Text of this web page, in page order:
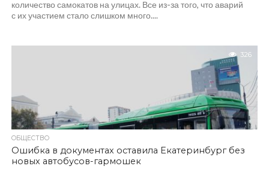
количество самокатов на улицах. Все из-за того, что аварий
с их участием стало слишком много....
326
ОБЩЕСТВО
Ошибка в документах оставила Екатеринбург без
новых автобусов-гармошек